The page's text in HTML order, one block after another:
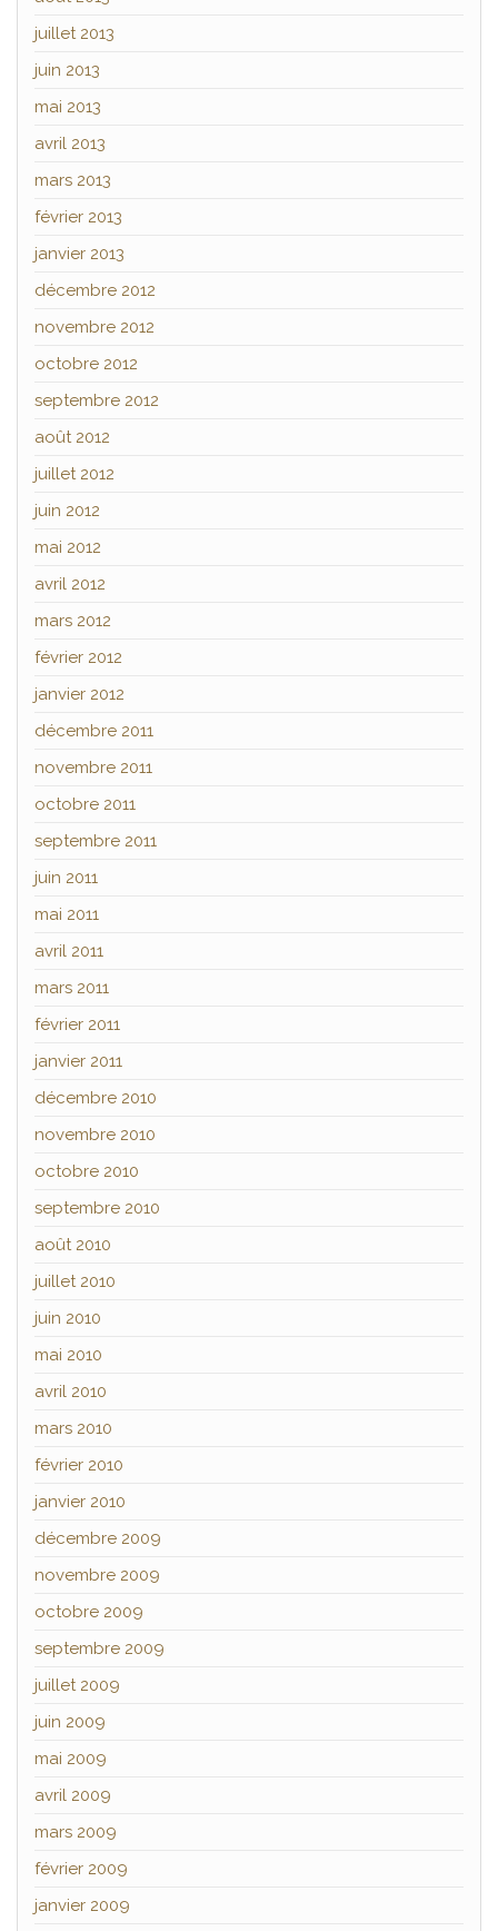
juillet 2013
juin 2013
mai 2013
avril 2013
mars 2013
février 2013
janvier 2013
décembre 2012
novembre 2012
octobre 2012
septembre 2012
août 2012
juillet 2012
juin 2012
mai 2012
avril 2012
mars 2012
février 2012
janvier 2012
décembre 2011
novembre 2011
octobre 2011
septembre 2011
juin 2011
mai 2011
avril 2011
mars 2011
février 2011
janvier 2011
décembre 2010
novembre 2010
octobre 2010
septembre 2010
août 2010
juillet 2010
juin 2010
mai 2010
avril 2010
mars 2010
février 2010
janvier 2010
décembre 2009
novembre 2009
octobre 2009
septembre 2009
juillet 2009
juin 2009
mai 2009
avril 2009
mars 2009
février 2009
janvier 2009